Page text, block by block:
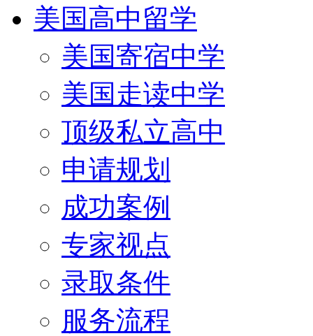
美国高中留学
美国寄宿中学
美国走读中学
顶级私立高中
申请规划
成功案例
专家视点
录取条件
服务流程